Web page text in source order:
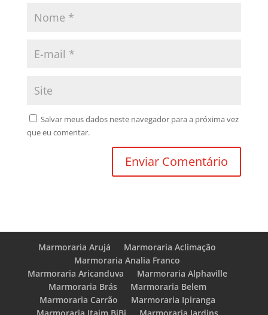
Salvar meus dados neste navegador para a próxima vez
que eu comentar.
Marmoraria Arujá
Marmoraria Aclimação
Marmoraria Analia Franco
Marmoraria Aricanduva
Marmoraria Alphaville
Marmoraria Brás
Marmoraria Belem
Marmoraria Carrão
Marmoraria Ipiranga